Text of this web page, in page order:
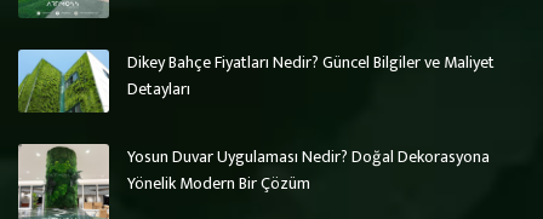
Dikey Bahçe Fiyatları Nedir? Güncel Bilgiler ve Maliyet
Detayları
Yosun Duvar Uygulaması Nedir? Doğal Dekorasyona
Yönelik Modern Bir Çözüm